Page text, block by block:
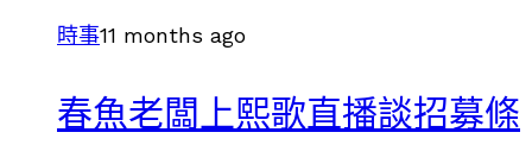
時事11 months ago
春魚老闆上熙歌直播談招募條